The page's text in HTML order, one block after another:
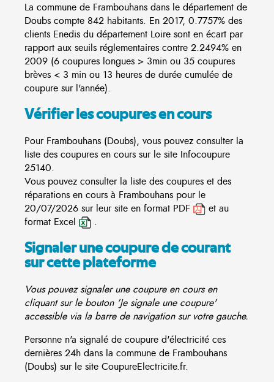
La commune de Frambouhans dans le département de
Doubs compte 842 habitants. En 2017, 0.7757% des
clients Enedis du département Loire sont en écart par
rapport aux seuils réglementaires contre 2.2494% en
2009 (6 coupures longues > 3min ou 35 coupures
brèves < 3 min ou 13 heures de durée cumulée de
coupure sur l'année).
Vérifier les coupures en cours
Pour Frambouhans (Doubs), vous pouvez consulter la
liste des coupures en cours sur le site Infocoupure
25140.
Vous pouvez consulter la liste des coupures et des
réparations en cours à Frambouhans pour le
20/07/2026 sur leur site en format PDF
et au
format Excel
.
Signaler une coupure de courant
sur cette plateforme
Vous pouvez signaler une coupure en cours en
cliquant sur le bouton 'Je signale une coupure'
accessible via la barre de navigation sur votre gauche.
Personne n'a signalé de coupure d'électricité ces
dernières 24h dans la commune de Frambouhans
(Doubs) sur le site CoupureElectricite.fr.